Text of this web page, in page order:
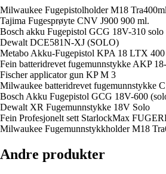
Milwaukee Fugepistolholder M18
Tajima Fugesprøyte CNV J900 900 ml.
Bosch akku Fugepistol GCG 18V-310 solo
Dewalt DCE581N-XJ (SOLO)
Metabo Akku-Fugepistol KPA 18 LTX
Fein batteridrevet fugemunnstykke AKP
Fischer applicator gun KP M 3
Milwaukee batteridrevet fugemunnstykke
Bosch Akku Fugepistol GCG 18V-600
Dewalt XR Fugemunnstykke 18V Solo
Fein Profesjonelt sett StarlockMax
Milwaukee Fugemunnstykkholder M18
Andre produkter